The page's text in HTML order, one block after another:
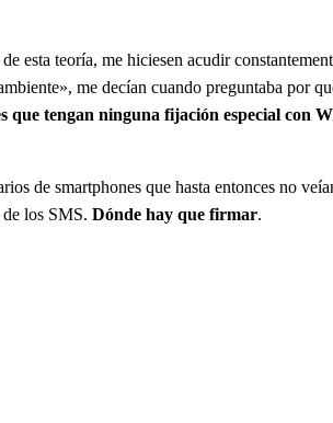
esta teoría, me hiciesen acudir
me decían cuando preguntaba por
que tengan ninguna fijación especial con
de smartphones que hasta entonces no
los SMS. Dónde hay que firmar.